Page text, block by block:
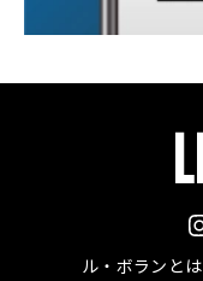
ル・ボランとは